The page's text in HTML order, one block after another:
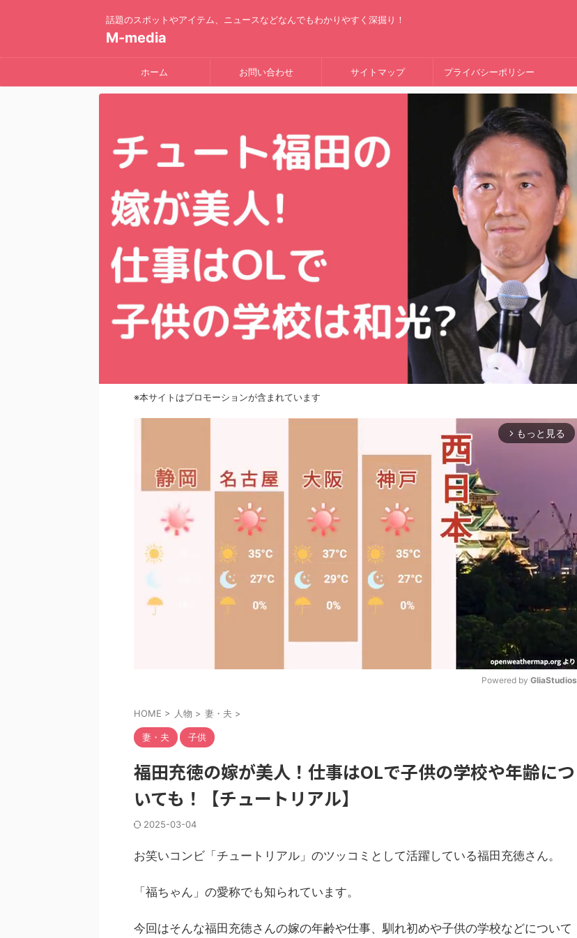
話題のスポットやアイテム、ニュースなどなんでもわかりやすく深掘り！
M-media
ホーム お問い合わせ サイトマップ プライバシーポリシー
※本サイトはプロモーションが含まれています
arrow_forward_ios もっと見る
e
Powered by GliaStudios
HOME > 人物 > 妻・夫 >
妻・夫 子供
福田充徳の嫁が美人！仕事はOLで子供の学校や年齢につ
いても！【チュートリアル】
2025-03-04
お笑いコンビ「チュートリアル」のツッコミとして活躍している福田充徳さん。
「福ちゃん」の愛称でも知られています。
今回はそんな福田充徳さんの嫁の年齢や仕事、馴れ初めや子供の学校などについて